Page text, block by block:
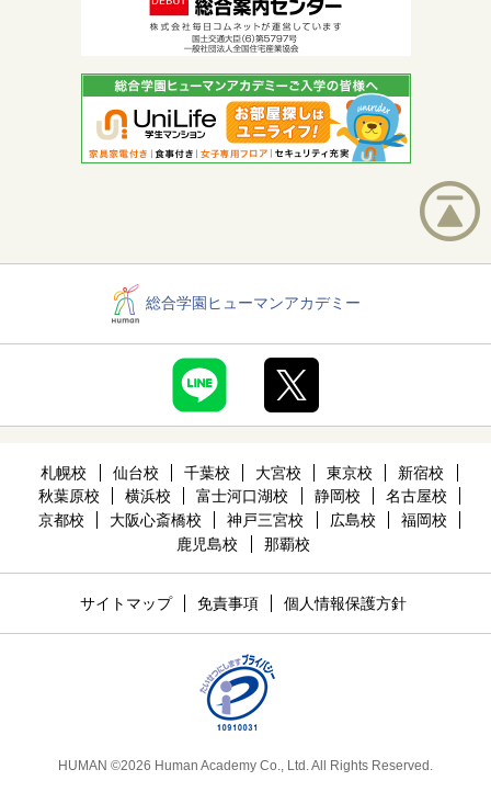
総合学園ヒューマンアカデミー
札幌校 仙台校 千葉校 大宮校 東京校
新宿校
秋葉原校
横浜校 富士河口湖校 静岡校
名古屋校
京都校
大阪心斎橋校 神戸三宮校 広島校
福岡校
鹿児島校
那覇校
サイトマップ 免責事項 個人情報保護方針
HUMAN ©2026 Human Academy Co., Ltd. All Rights Reserved.